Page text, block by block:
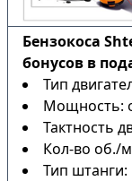
Бензокоса
бонусов в
Тип
Мощность:
Тактность
Кол-во об./
Тип